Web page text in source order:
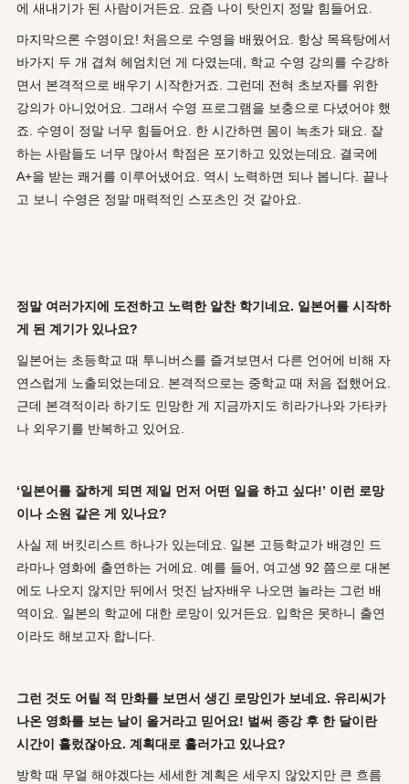
에 새내기가 된 사람이거든요. 요즘 나이 탓인지 정말 힘들어요.
마지막으론 수영이요! 처음으로 수영을 배웠어요. 항상 목욕탕에서
바가지 두 개 겹쳐 헤엄치던 게 다였는데, 학교 수영 강의를 수강하
면서 본격적으로 배우기 시작한거죠. 그런데 전혀 초보자를 위한
강의가 아니었어요. 그래서 수영 프로그램을 보충으로 다녔어야 했
죠. 수영이 정말 너무 힘들어요. 한 시간하면 몸이 녹초가 돼요. 잘
하는 사람들도 너무 많아서 학점은 포기하고 있었는데요. 결국에
A+을 받는 쾌거를 이루어냈어요. 역시 노력하면 되나 봅니다. 끝나
고 보니 수영은 정말 매력적인 스포츠인 것 같아요.
정말 여러가지에 도전하고 노력한 알찬 학기네요. 일본어를 시작하
게 된 계기가 있나요?
일본어는 초등학교 때 투니버스를 즐겨보면서 다른 언어에 비해 자
연스럽게 노출되었는데요. 본격적으로는 중학교 때 처음 접했어요.
근데 본격적이라 하기도 민망한 게 지금까지도 히라가나와 가타카
나 외우기를 반복하고 있어요.
‘일본어를 잘하게 되면 제일 먼저 어떤 일을 하고 싶다!’ 이런 로망
이나 소원 같은 게 있나요?
사실 제 버킷리스트 하나가 있는데요. 일본 고등학교가 배경인 드
라마나 영화에 출연하는 거에요. 예를 들어, 여고생 92 쯤으로 대본
에도 나오지 않지만 뒤에서 멋진 남자배우 나오면 놀라는 그런 배
역이요. 일본의 학교에 대한 로망이 있거든요. 입학은 못하니 출연
이라도 해보고자 합니다.
그런 것도 어릴 적 만화를 보면서 생긴 로망인가 보네요. 유리씨가
나온 영화를 보는 날이 올거라고 믿어요! 벌써 종강 후 한 달이란
시간이 흘렀잖아요. 계획대로 흘러가고 있나요?
방학 때 무얼 해야겠다는 세세한 계획은 세우지 않았지만 큰 흐름